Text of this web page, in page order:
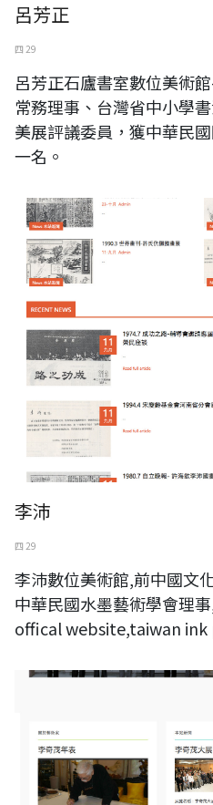
呂芳正
四 29
呂芳正石廬書室數位美術
常務理事、台灣省中小學
美展評議委員，獲中華民
一名。
李沛
四 29
李沛數位美術館,前中國文
中華民國水墨藝術學會理
offical website,taiwan